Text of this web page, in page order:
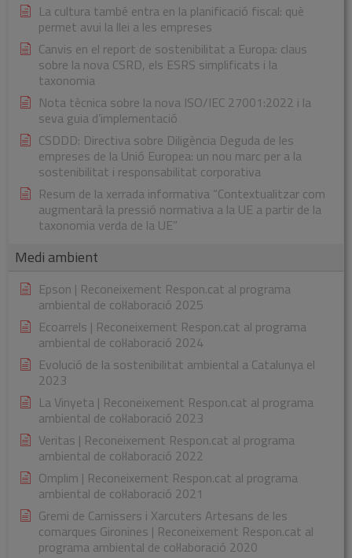
La cultura també entra en la planificació fiscal: què
permet avui la llei a les empreses
Canvis en el report de sostenibilitat a Europa: claus
sobre la nova CSRD, els ESRS simplificats i la
taxonomia
Nota tècnica sobre la nova ISO/IEC 27001:2022 i la
seva guia d’implementació
CSDDD: Directiva sobre Diligència Deguda de les
empreses de la Unió Europea: un nou marc per a la
sostenibilitat i responsabilitat corporativa
Resum de la xerrada informativa “Contextualitzar com
augmentarà la pressió normativa a la UE a partir de la
taxonomia verda de la UE”
Medi ambient
Epson | Reconeixement Respon.cat al programa
ambiental de col·laboració 2025
Ecoarrels | Reconeixement Respon.cat al programa
ambiental de col·laboració 2024
Evolució de la sostenibilitat ambiental a Catalunya el
2023
La Vinyeta | Reconeixement Respon.cat al programa
ambiental de col·laboració 2023
Veritas | Reconeixement Respon.cat al programa
ambiental de col·laboració 2022
Omplim | Reconeixement Respon.cat al programa
ambiental de col·laboració 2021
Gremi de Carnissers i Xarcuters Artesans de les
comarques Gironines | Reconeixement Respon.cat al
programa ambiental de col·laboració 2020